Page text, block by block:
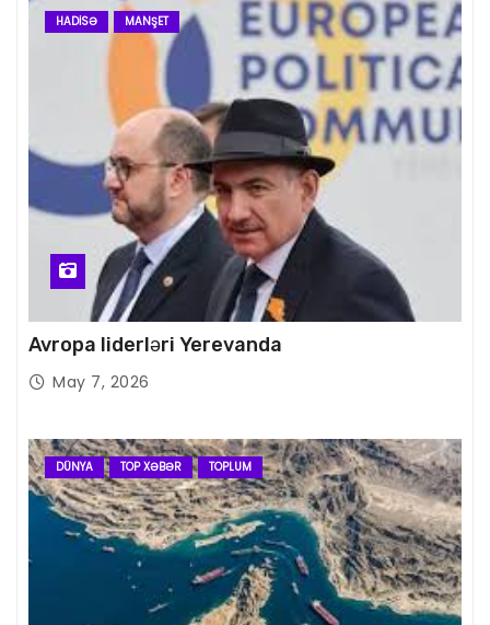
HADISƏ MANŞET
Avropa liderləri Yerevanda
May 7, 2026
DÜNYA TOP XƏBƏR TOPLUM